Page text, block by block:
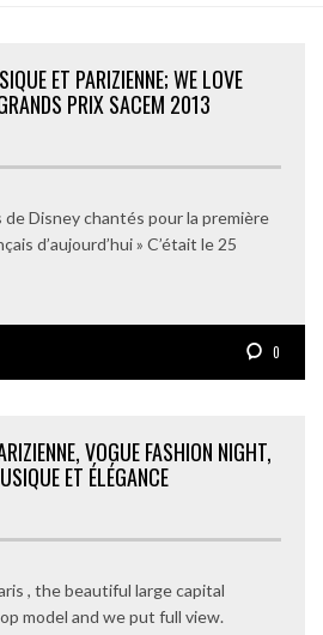
ET PARIZIENNE; WE LOVE
PRIX SACEM 2013
de Disney chantés pour la première
d’aujourd’hui » C’était le 25
0
VOGUE FASHION NIGHT,
ET ÉLÉGANCE
, the beautiful large capital
model and we put full view.